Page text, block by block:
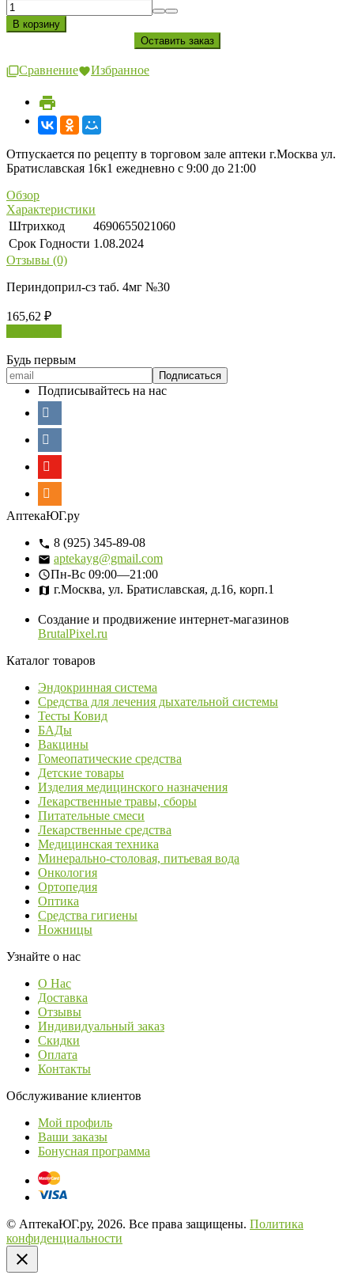
Сравнение Избранное
Отпускается по рецепту в торговом зале аптеки г.Москва ул.
Братиславская 16к1 ежедневно с 9:00 до 21:00
Обзор
Характеристики
Штрихкод
4690655021060
Срок Годности 1.08.2024
Отзывы (0)
Периндоприл-сз таб. 4мг №30
165,62 ₽
Будь первым
Подписывайтесь на нас
АптекаЮГ.ру
8 (925) 345-89-08
aptekayg@gmail.com
Пн-Вс 09:00—21:00
г.Москва, ул. Братиславская, д.16, корп.1
Создание и продвижение интернет-магазинов
BrutalPixel.ru
Каталог товаров
Эндокринная система
Средства для лечения дыхательной системы
Тесты Ковид
БАДы
Вакцины
Гомеопатические средства
Детские товары
Изделия медицинского назначения
Лекарственные травы, сборы
Питательные смеси
Лекарственные средства
Медицинская техника
Минерально-столовая, питьевая вода
Онкология
Ортопедия
Оптика
Средства гигиены
Ножницы
Узнайте о нас
О Нас
Доставка
Отзывы
Индивидуальный заказ
Скидки
Оплата
Контакты
Обслуживание клиентов
Мой профиль
Ваши заказы
Бонусная программа
© АптекаЮГ.ру, 2026. Все права защищены. Политика
конфиденциальности